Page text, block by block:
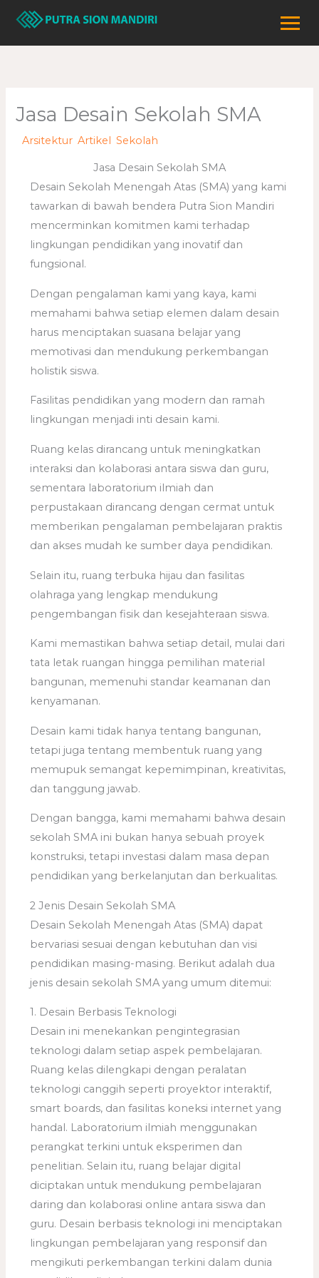
Lewati
konten
Jasa Desain Sekolah SMA
/Arsitektur ,Artikel ,Sekolah
Jasa Desain Sekolah SMA
Desain Sekolah Menengah Atas (SMA) yang kami
tawarkan di bawah bendera Putra Sion Mandiri
mencerminkan komitmen kami terhadap
lingkungan pendidikan yang inovatif dan
fungsional.
Dengan pengalaman kami yang kaya, kami
memahami bahwa setiap elemen dalam desain
harus menciptakan suasana belajar yang
memotivasi dan mendukung perkembangan
holistik siswa.
Fasilitas pendidikan yang modern dan ramah
lingkungan menjadi inti desain kami.
Ruang kelas dirancang untuk meningkatkan
interaksi dan kolaborasi antara siswa dan guru,
sementara laboratorium ilmiah dan
perpustakaan dirancang dengan cermat untuk
memberikan pengalaman pembelajaran praktis
dan akses mudah ke sumber daya pendidikan.
Selain itu, ruang terbuka hijau dan fasilitas
olahraga yang lengkap mendukung
pengembangan fisik dan kesejahteraan siswa.
Kami memastikan bahwa setiap detail, mulai dari
tata letak ruangan hingga pemilihan material
bangunan, memenuhi standar keamanan dan
kenyamanan.
Desain kami tidak hanya tentang bangunan,
tetapi juga tentang membentuk ruang yang
memupuk semangat kepemimpinan, kreativitas,
dan tanggung jawab.
Dengan bangga, kami memahami bahwa desain
sekolah SMA ini bukan hanya sebuah proyek
konstruksi, tetapi investasi dalam masa depan
pendidikan yang berkelanjutan dan berkualitas.
2 Jenis Desain Sekolah SMA
Desain Sekolah Menengah Atas (SMA) dapat
bervariasi sesuai dengan kebutuhan dan visi
pendidikan masing-masing. Berikut adalah dua
jenis desain sekolah SMA yang umum ditemui:
1. Desain Berbasis Teknologi
Desain ini menekankan pengintegrasian
teknologi dalam setiap aspek pembelajaran.
Ruang kelas dilengkapi dengan peralatan
teknologi canggih seperti proyektor interaktif,
smart boards, dan fasilitas koneksi internet yang
handal. Laboratorium ilmiah menggunakan
perangkat terkini untuk eksperimen dan
penelitian. Selain itu, ruang belajar digital
diciptakan untuk mendukung pembelajaran
daring dan kolaborasi online antara siswa dan
guru. Desain berbasis teknologi ini menciptakan
lingkungan pembelajaran yang responsif dan
mengikuti perkembangan terkini dalam dunia